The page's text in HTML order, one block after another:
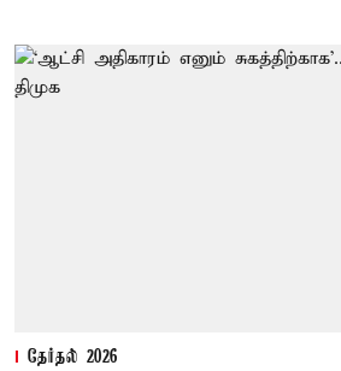
தேர்தல் 2026